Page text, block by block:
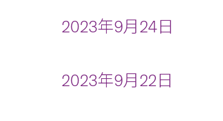
2023年9月24日
2023年9月22日